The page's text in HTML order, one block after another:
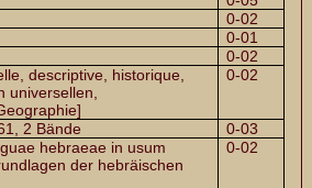
0-02
0-01
0-02
descriptive, historique,
universellen,
0-02
2 Bände
0-03
hebraeae in usum
der hebräischen
0-02